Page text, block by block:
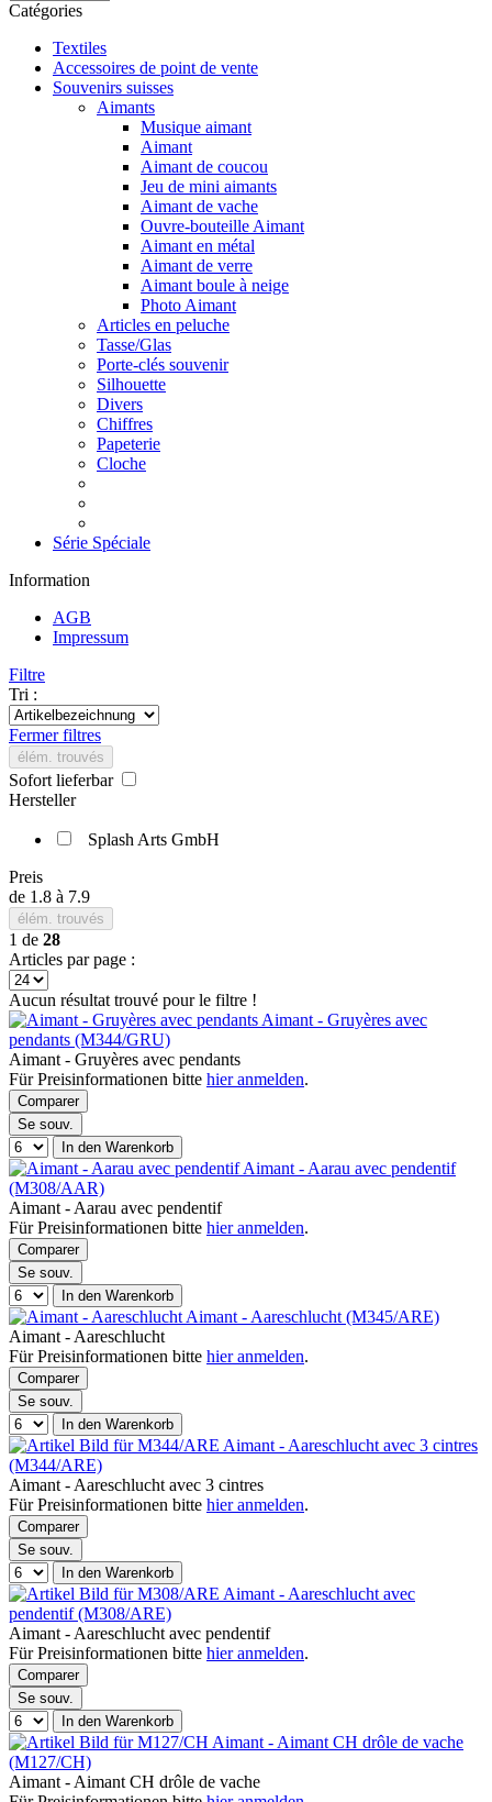
Catégories
Textiles
Accessoires de point de vente
Souvenirs suisses
Aimants
Musique aimant
Aimant
Aimant de coucou
Jeu de mini aimants
Aimant de vache
Ouvre-bouteille Aimant
Aimant en métal
Aimant de verre
Aimant boule à neige
Photo Aimant
Articles en peluche
Tasse/Glas
Porte-clés souvenir
Silhouette
Divers
Chiffres
Papeterie
Cloche
Série Spéciale
Information
AGB
Impressum
Filtre
Tri :
Fermer filtres
élém. trouvés
Sofort lieferbar
Hersteller
Splash Arts GmbH
Preis
de 1.8 à 7.9
élém. trouvés
1 de 28
Articles par page :
Aucun résultat trouvé pour le filtre !
Aimant - Gruyères avec
pendants (M344/GRU)
Aimant - Gruyères avec pendants
Für Preisinformationen bitte hier anmelden.
Comparer
Se souv.
In den Warenkorb
Aimant - Aarau avec pendentif
(M308/AAR)
Aimant - Aarau avec pendentif
Für Preisinformationen bitte hier anmelden.
Comparer
Se souv.
In den Warenkorb
Aimant - Aareschlucht (M345/ARE)
Aimant - Aareschlucht
Für Preisinformationen bitte hier anmelden.
Comparer
Se souv.
In den Warenkorb
Aimant - Aareschlucht avec 3 cintres
(M344/ARE)
Aimant - Aareschlucht avec 3 cintres
Für Preisinformationen bitte hier anmelden.
Comparer
Se souv.
In den Warenkorb
Aimant - Aareschlucht avec
pendentif (M308/ARE)
Aimant - Aareschlucht avec pendentif
Für Preisinformationen bitte hier anmelden.
Comparer
Se souv.
In den Warenkorb
Aimant - Aimant CH drôle de vache
(M127/CH)
Aimant - Aimant CH drôle de vache